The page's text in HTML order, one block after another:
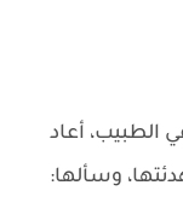
الطبيب، أعاد
وسألها: